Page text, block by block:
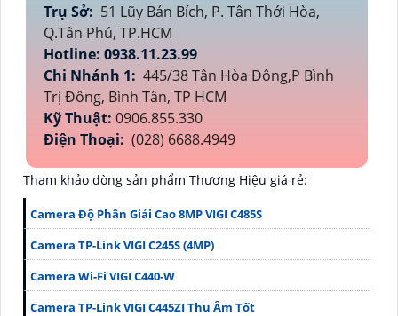
Trụ Sở: 51 Lũy Bán Bích, P. Tân Thới Hòa,
Q.Tân Phú, TP.HCM
Hotline: 0938.11.23.99
Chi Nhánh 1: 445/38 Tân Hòa Đông,P Bình
Trị Đông, Bình Tân, TP HCM
Kỹ Thuật: 0906.855.330
Điện Thoại: (028) 6688.4949
Tham khảo dòng sản phẩm Thương Hiệu giá rẻ:
Camera Độ Phân Giải Cao 8MP VIGI C485S
Camera TP-Link VIGI C245S (4MP)
Camera Wi-Fi VIGI C440-W
Camera TP-Link VIGI C445ZI Thu Âm Tốt